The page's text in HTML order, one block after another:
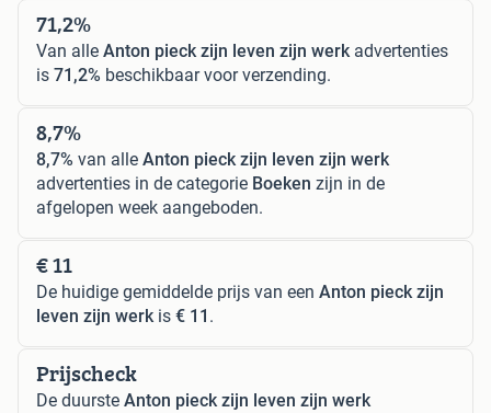
71,2%
Van alle Anton pieck zijn leven zijn werkadvertenties
is 71,2% beschikbaar voor verzending.
8,7%
8,7% van alle Anton pieck zijn leven zijn werk
advertenties in de categorie Boeken zijn in de
afgelopen week aangeboden.
€ 11
De huidige gemiddelde prijs van een Anton pieck zijn
leven zijn werkis € 11 .
Prijscheck
De duurste Anton pieck zijn leven zijn werk